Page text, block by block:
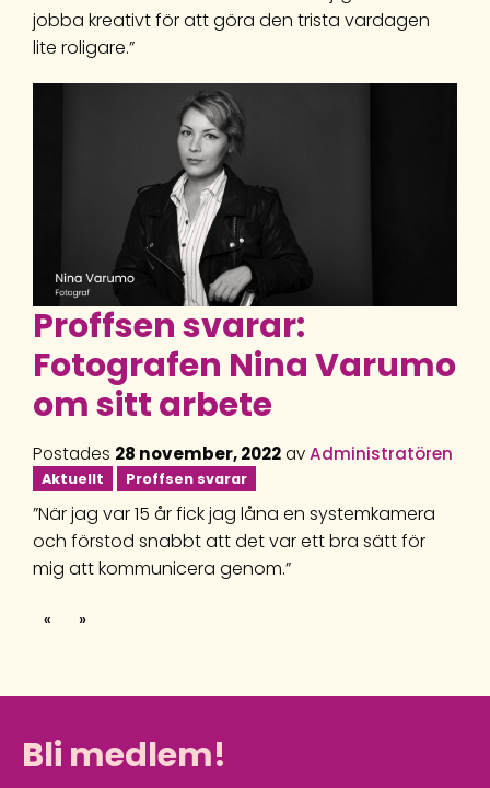
jobba kreativt för att göra den trista vardagen
lite roligare.”
Proffsen svarar:
Fotografen Nina Varumo
om sitt arbete
Postades 28 november, 2022avAdministratören
Aktuellt Proffsen svarar
”När jag var 15 år fick jag låna en systemkamera
och förstod snabbt att det var ett bra sätt för
mig att kommunicera genom.”
« »
Bli medlem!